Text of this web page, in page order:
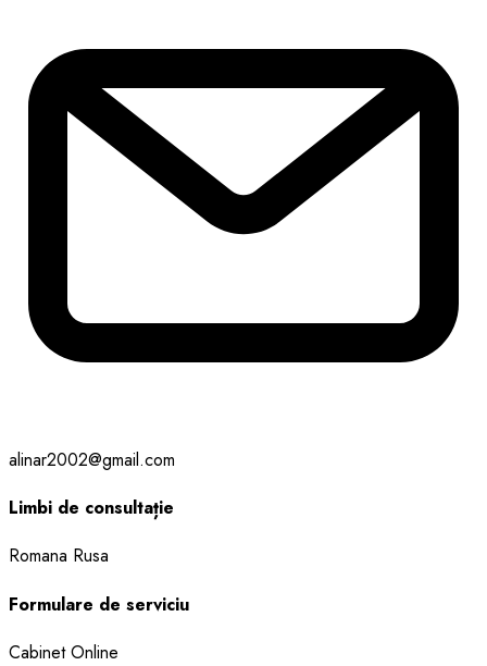
alinar2002@gmail.com
Limbi de consultație
Romana Rusa
Formulare de serviciu
CabinetOnline